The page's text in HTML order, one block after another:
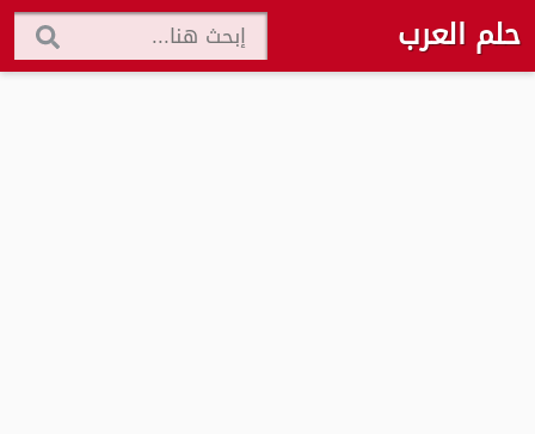
حلم العرب